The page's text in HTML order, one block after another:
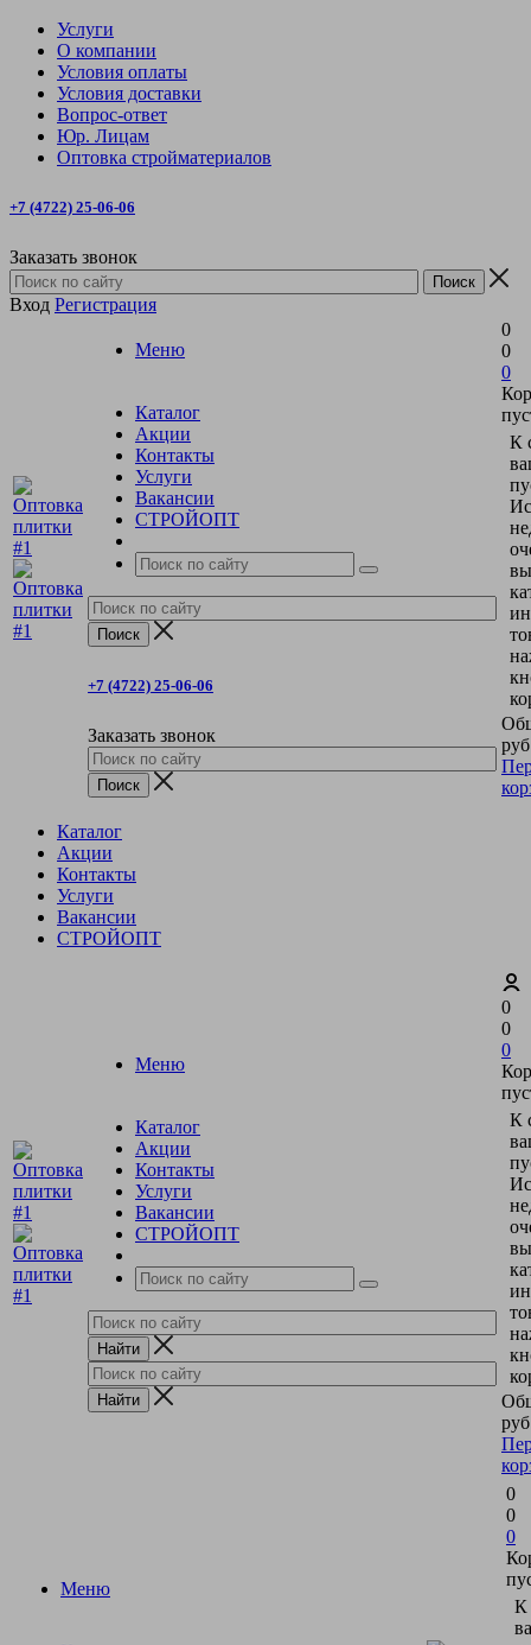
Услуги
О компании
Условия оплаты
Условия доставки
Вопрос-ответ
Юр. Лицам
Оптовка стройматериалов
+7 (4722) 25-06-06
Заказать звонок
Вход Регистрация
Меню
Каталог
Акции
Контакты
Услуги
Вакансии
СТРОЙОПТ
+7 (4722) 25-06-06
Заказать звонок
0
0
0
К
Каталог
Акции
Контакты
Услуги
Вакансии
СТРОЙОПТ
Меню
Каталог
Акции
Контакты
Услуги
Вакансии
СТРОЙОПТ
0
0
0
К
Меню
0
0
0
К